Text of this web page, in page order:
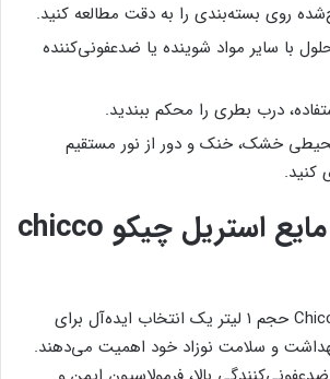
روی بسته‌بندی را به دقت مطالعه کنید.
با سایر مواد شوینده یا ضدعفونی‌کننده
درب بطری را محکم ببندید.
خشک، خنک و دور از نور مستقیم
کنید.
قیمت عمده مایع استریل چیکو chicco
مایع استریل چیکو Chicco حجم ۱ لیتر یک انتخاب ایده‌آل برای
و سلامت نوزاد خود اهمیت می‌دهند.